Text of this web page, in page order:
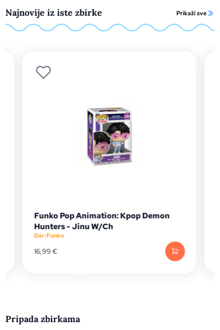
Najnovije iz iste zbirke Prikaži sve
Funko Pop Animation: Kpop Demon
Hunters - Jinu W/Ch
Funko
€
Pripada zbirkama